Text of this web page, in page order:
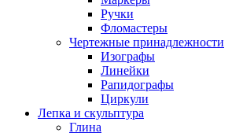
Ручки
Фломастеры
Чертежные принадлежности
Изографы
Линейки
Рапидографы
Циркули
Лепка и скульптура
Глина